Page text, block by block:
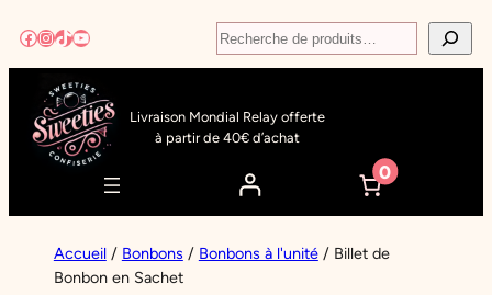
au
contenu
Facebook
Instagram
TikTok
YouTube Recherche
Livraison Mondial Relay offerte
à partir de 40€ d’achat
0
Accueil/ Bonbons / Bonbons à l'unité/ Billet de
Bonbon en Sachet